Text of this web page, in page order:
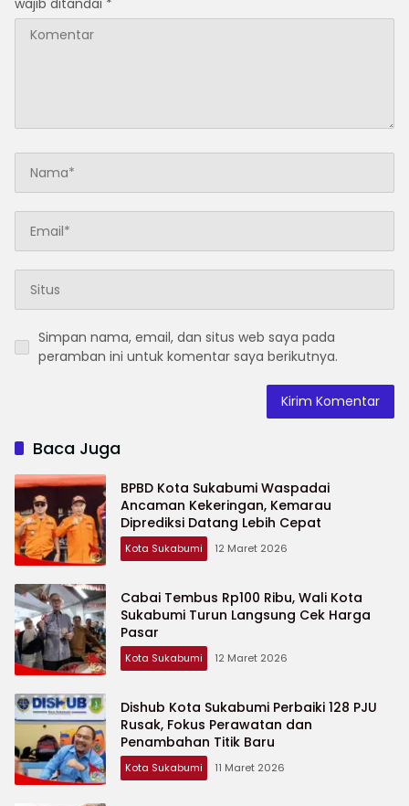
wajib ditandai *
Simpan nama, email, dan situs web saya pada
peramban ini untuk komentar saya berikutnya.
Baca Juga
BPBD Kota Sukabumi Waspadai
Ancaman Kekeringan, Kemarau
Diprediksi Datang Lebih Cepat
Kota Sukabumi 12 Maret 2026
Cabai Tembus Rp100 Ribu, Wali Kota
Sukabumi Turun Langsung Cek Harga
Pasar
Kota Sukabumi 12 Maret 2026
Dishub Kota Sukabumi Perbaiki 128 PJU
Rusak, Fokus Perawatan dan
Penambahan Titik Baru
Kota Sukabumi 11 Maret 2026